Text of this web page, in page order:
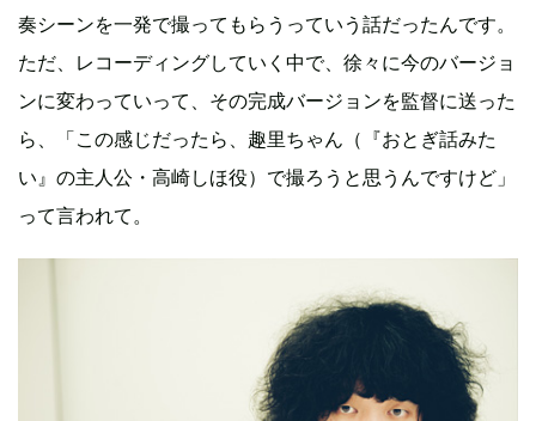
奏シーンを一発で撮ってもらうっていう話だったんです。
ただ、レコーディングしていく中で、徐々に今のバージョ
ンに変わっていって、その完成バージョンを監督に送った
ら、「この感じだったら、趣里ちゃん（『おとぎ話みた
い』の主人公・高崎しほ役）で撮ろうと思うんですけど」
って言われて。